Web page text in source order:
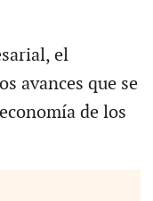
el
avances que se
de los